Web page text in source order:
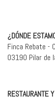
¿DÓNDE
Finca Rebate -
03190 Pilar de
RESTAURANTE